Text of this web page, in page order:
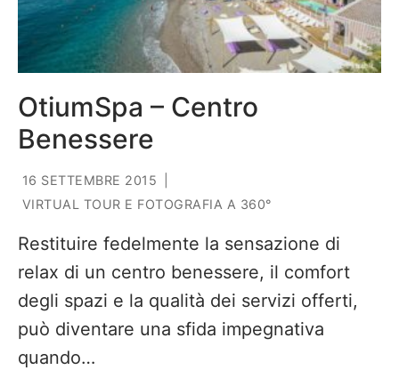
OtiumSpa – Centro
Benessere
16 SETTEMBRE 2015
VIRTUAL TOUR E FOTOGRAFIA A 360°
Restituire fedelmente la sensazione di
relax di un centro benessere, il comfort
degli spazi e la qualità dei servizi offerti,
può diventare una sfida impegnativa
quando…